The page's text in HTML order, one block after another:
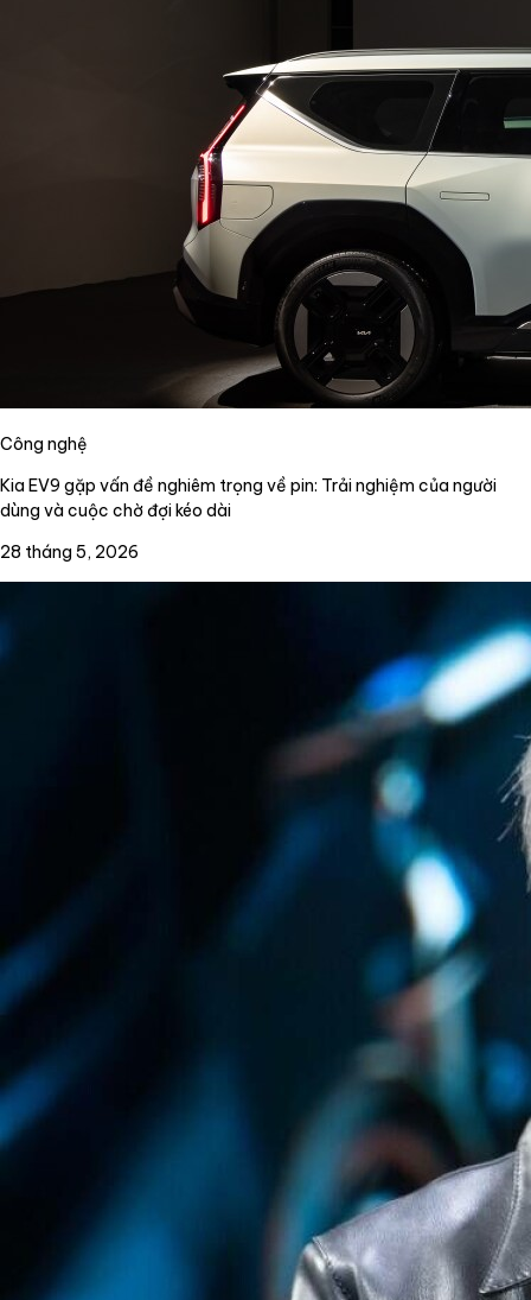
Công nghệ
Kia EV9 gặp vấn đề nghiêm trọng về pin: Trải nghiệm của người
dùng và cuộc chờ đợi kéo dài
28 tháng 5, 2026